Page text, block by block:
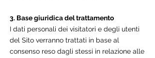
3. Base giuridica del trattamento
I dati personali dei visitatori e degli utenti
del Sito verranno trattati in base al
consenso reso dagli stessi in relazione alle